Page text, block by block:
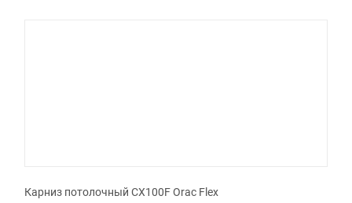
Карниз потолочный CX100F Orac Flex